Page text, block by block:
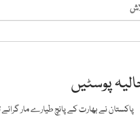
پوسٹیں
پاکستان نے بھارت کے پانچ طیارے مار